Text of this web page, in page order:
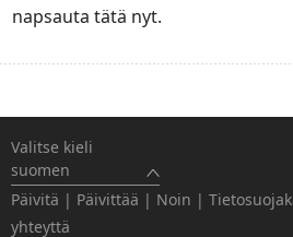
napsauta tätä nyt.
Päivitä | Päivittää | Noin |
yhteyttä
Valitse kieli
suomen